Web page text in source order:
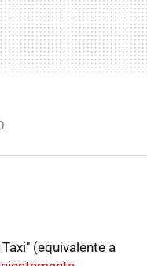
(equivalente a